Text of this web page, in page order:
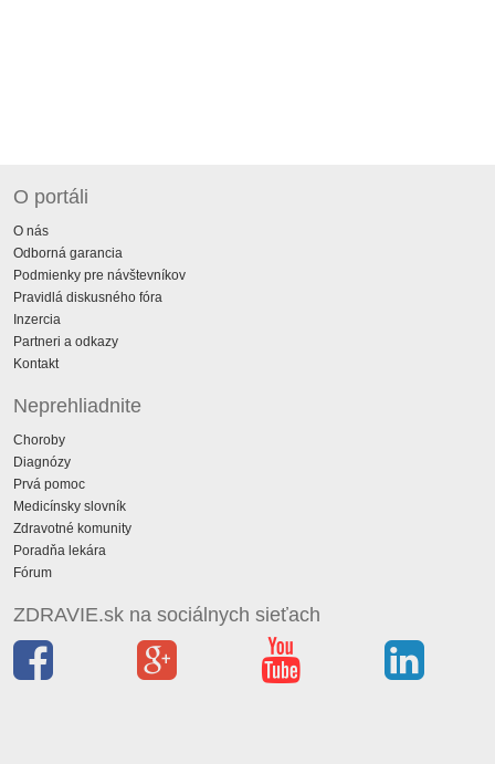
O portáli
O nás
Odborná garancia
Podmienky pre návštevníkov
Pravidlá diskusného fóra
Inzercia
Partneri a odkazy
Kontakt
Neprehliadnite
Choroby
Diagnózy
Prvá pomoc
Medicínsky slovník
Zdravotné komunity
Poradňa lekára
Fórum
ZDRAVIE.sk na sociálnych sieťach